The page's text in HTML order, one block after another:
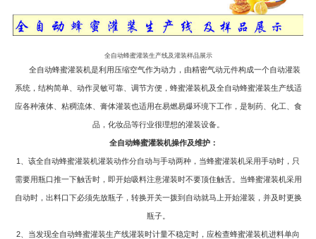
全自动蜂蜜灌装生产线及灌装样品展示
全自动蜂蜜灌装机是利用压缩空气作为动力，由精密气动元件构成一个自动灌装
系统，结构简单、动作灵敏可靠、调节方便，蜂蜜灌装机及全自动蜂蜜灌装生产线适
应各种液体、粘稠流体、膏体灌装也适用在易燃易爆环境下工作，是制药、化工、食
品，化妆品等行业很理想的灌装设备。
全自动蜂蜜灌装机操作及维护：
1、该全自动蜂蜜灌装机灌装动作分自动与手动两种，当蜂蜜灌装机采用手动时，只
需要用瓶口推一下触舌时，即开始吸料注意灌装时不要顶住触舌。当蜂蜜灌装机采用
自动时，出料口下必须先放瓶子，转换开关一拨到自动就马上开始灌装，并及时更换
瓶子。
2、当发现全自动蜂蜜灌装生产线灌装时计量不稳定时，应检查蜂蜜灌装机进料单向